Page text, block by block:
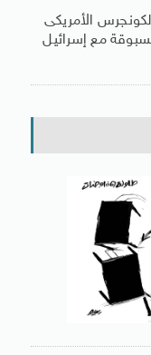
الأمريكى
مع إسرائيل